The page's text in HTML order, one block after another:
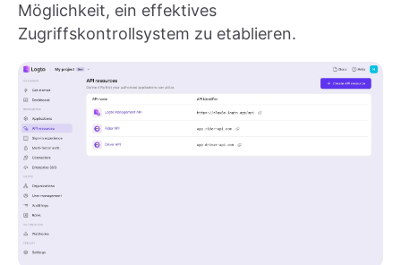
Möglichkeit, ein effektives
Zugriffskontrollsystem zu etablieren.